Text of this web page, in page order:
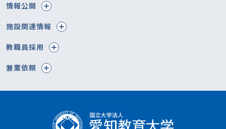
情報公開
施設関連情報
教職員採用
兼業依頼